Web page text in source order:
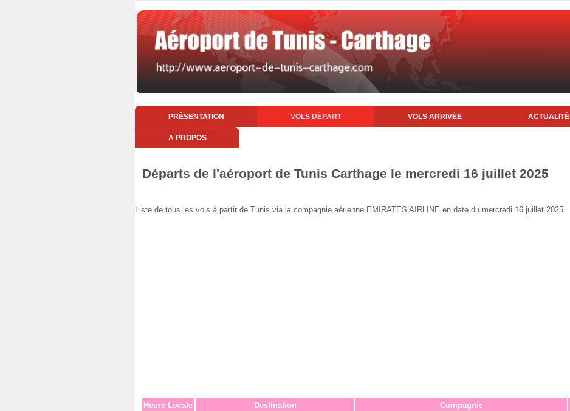
PRÉSENTATION VOLS DÉPART VOLS ARRIVÉE ACTUALITÉ
A PROPOS
Départs de l'aéroport de Tunis Carthage le mercredi 16 juillet 2025
Liste de tous les vols à partir de Tunis via la compagnie aérienne EMIRATES AIRLINE en date du mercredi 16 juillet 2025
Heure Locale Destination Compagnie